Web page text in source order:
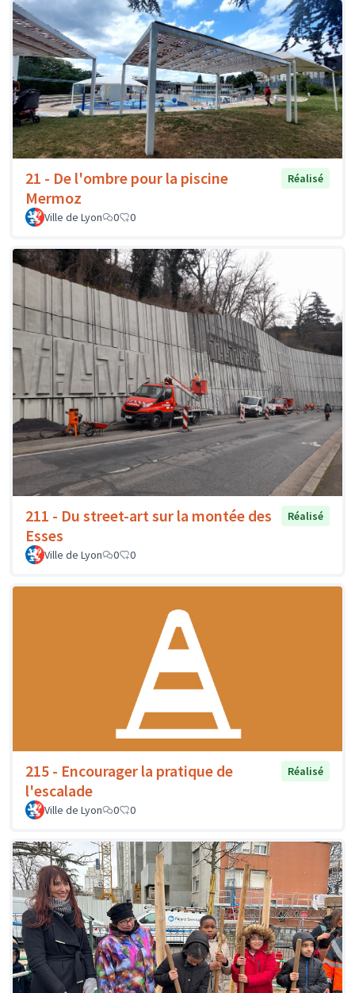
21 - De l'ombre pour la piscine
Mermoz
Réalisé
Ville de Lyon 0 0
211 - Du street-art sur la montée des
Esses
Réalisé
Ville de Lyon 0 0
215 - Encourager la pratique de
l'escalade
Réalisé
Ville de Lyon 0 0